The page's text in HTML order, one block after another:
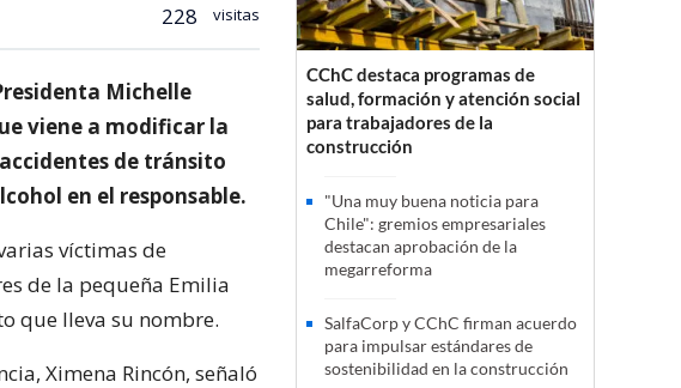
228 visitas
Michelle
viene a modificar la
de tránsito
en el responsable.
víctimas de
de la pequeña Emilia
que lleva su nombre.
Ximena Rincón, señaló
CChC destaca programas de
salud, formación y atención social
para trabajadores de la
construcción
"Una muy buena noticia para
Chile": gremios empresariales
destacan aprobación de la
megarreforma
SalfaCorp y CChC firman acuerdo
para impulsar estándares de
sostenibilidad en la construcción